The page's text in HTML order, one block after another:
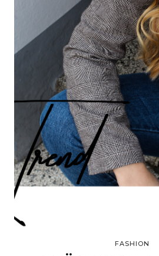
FASHION